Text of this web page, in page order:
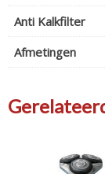
Anti Kalkfilter
Afmetingen